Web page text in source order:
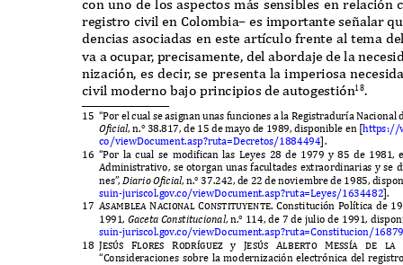
con uno de los aspectos más sensibles en relación
registro civil en Colombia–es importante señalarq
dencias asociadas en este artículofrente al tema
va a ocupar, precisamente, del abordaje de la
nización,es decir,se presenta la imperiosa
civil moderno bajo principios de autogestión18.
15 “Por el cual se asignan unas funciones a la Registraduría Nacional
Oficial,n.° 38.817,de 15 de mayo de 1989,disponible en [https://
co/viewDocument.asp?ruta=Decretos/1884494].
16 “Por la cual se modifican lasLeyes 28de 1979 y85 de 1981,
Administrativo, se otorgan unasfacultades extraordinarias y se
nes”, DiarioOficial,n.° 37.242, de 22de noviembre de 1985,
suin-juriscol.gov.co/viewDocument.asp?ruta=Leyes/1634482].
17 Asamblea Nacional Constituyente. Constitución Política de
1991, GacetaConstitucional,n.° 114,de 7de julio de 1991,
suin-juriscol.gov.co/viewDocument.asp?ruta=Constitucion/
18 Jesús Flores Rodríguezy Jesús Alberto Messía de la
“Consideraciones sobre la modernización electrónica del